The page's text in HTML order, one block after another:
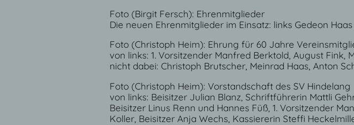
Foto (Birgit Fersch): Ehrenmitglieder
Die neuen Ehrenmitglieder im Einsatz: links Gedeon
Foto (Christoph Heim): Ehrung für 60 Jahre
von links: 1. Vorsitzender Manfred Berktold, August Fink,
nicht dabei: Christoph Brutscher, Meinrad Haas, Anton
Foto (Christoph Heim): Vorstandschaft des SV Hindelang
von links: Beisitzer Julian Blanz, Schriftführerin Mattli
Beisitzer Linus Renn und Hannes Füß, 1. Vorsitzender
Koller, Beisitzer Anja Wechs, Kassiererin Steffi